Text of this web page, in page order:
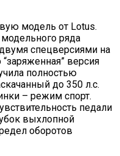
модель от Lotus.
ряда
спецверсиями на
версия
полностью
до 350 л.с.
– режим спорт.
педали
выхлопной
оборотов